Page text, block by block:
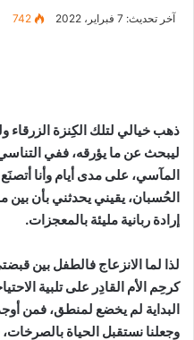
آخر تحديث: 7 فبراير، 2022 742
ذهب خيالي لتلك الكِنزة الزرقاء
ليبحث عن ما يؤرقه، ففي التناسي
المآسي، على مدى أيام وأنا
الحُسبان، يقيني يحدثني بأن بين
إرادة ربانية مليئة بالمعجزات.
لذا لما الانزعاج فالطفل بين
كرحِم الأم القادِر على تلبية
البداية لم يخضع لمنطق، فمن
وجعلنا نستقبل الحياة